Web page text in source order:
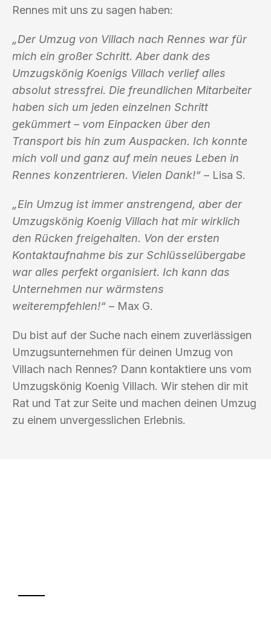
Rennes mit uns zu sagen haben:
„Der Umzug von Villach nach Rennes war für
mich ein großer Schritt. Aber dank des
Umzugskönig Koenigs Villach verlief alles
absolut stressfrei. Die freundlichen Mitarbeiter
haben sich um jeden einzelnen Schritt
gekümmert – vom Einpacken über den
Transport bis hin zum Auspacken. Ich konnte
mich voll und ganz auf mein neues Leben in
Rennes konzentrieren. Vielen Dank!“ – Lisa S.
„Ein Umzug ist immer anstrengend, aber der
Umzugskönig Koenig Villach hat mir wirklich
den Rücken freigehalten. Von der ersten
Kontaktaufnahme bis zur Schlüsselübergabe
war alles perfekt organisiert. Ich kann das
Unternehmen nur wärmstens
weiterempfehlen!“ – Max G.
Du bist auf der Suche nach einem zuverlässigen
Umzugsunternehmen für deinen Umzug von
Villach nach Rennes? Dann kontaktiere uns vom
Umzugskönig Koenig Villach. Wir stehen dir mit
Rat und Tat zur Seite und machen deinen Umzug
zu einem unvergesslichen Erlebnis.